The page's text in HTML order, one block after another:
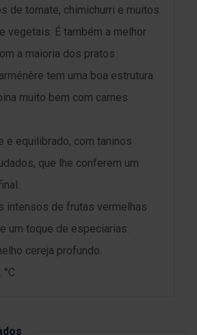
de tomate, chimichurri e muitos
vegetais. É também a melhor
a maioria dos pratos
tem uma boa estrutura
muito bem com carnes
e equilibrado, com taninos
que lhe conferem um
intensos de frutas vermelhas
um toque de especiarias.
cereja profundo.